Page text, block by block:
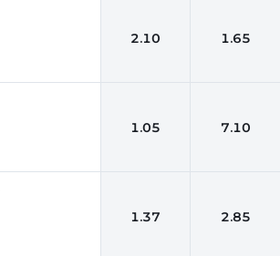
2.10 1.65
1.05 7.10
1.37 2.85